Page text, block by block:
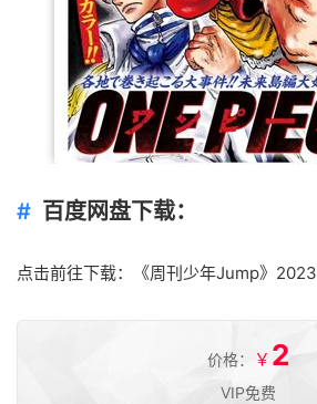
百度网盘下载：
点击前往下载：《周刊少年Jump》
价格： ￥2
VIP免费